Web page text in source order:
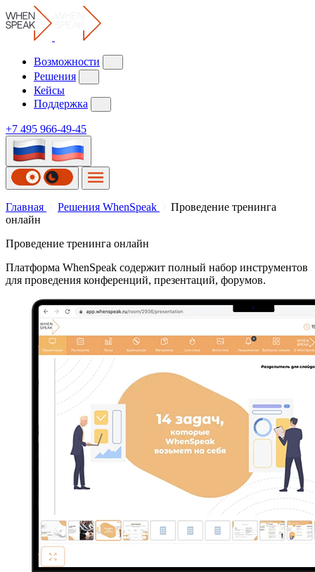
Возможности
Решения
Кейсы
Поддержка
+7 495 966-49-45
Проведение
тренинга
онлайн
Главная Решения WhenSpeak
Проведение тренинга
онлайн
Проведение тренинга онлайн
Платформа WhenSpeak содержит полный набор инструментов
для проведения конференций, презентаций, форумов.